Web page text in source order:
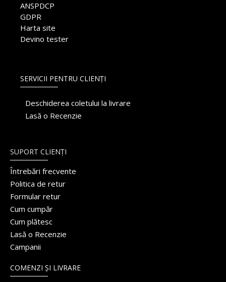
ANSPDCP
GDPR
Harta site
Devino tester
SERVICII PENTRU CLIENȚI
Deschiderea coletului la livrare
Lasă o Recenzie
SUPORT CLIENȚI
Întrebări frecvente
Politica de retur
Formular retur
Cum cumpăr
Cum plătesc
Lasă o Recenzie
Campanii
COMENZI ȘI LIVRARE